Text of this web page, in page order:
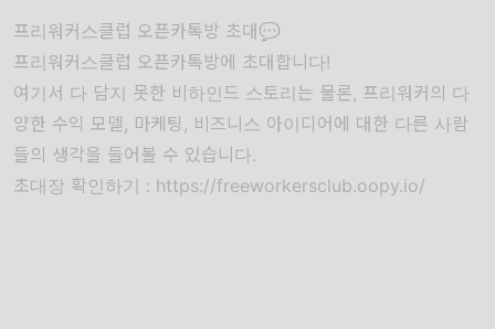
프리워커스클럽 오픈카톡방 초대💬
프리워커스클럽 오픈카톡방에 초대합니다!
여기서 다 담지 못한 비하인드 스토리는 물론, 프리워커의 다
양한 수익 모델, 마케팅, 비즈니스 아이디어에 대한 다른 사람
들의 생각을 들어볼 수 있습니다.
초대장 확인하기 : https://freeworkersclub.oopy.io/